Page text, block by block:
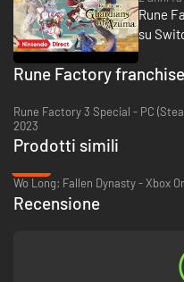
friends to aid you in battle, too!
Rune
su
Rune Factory franchise
Rune Factory 3 Special - PC
2023
Prodotti simili
Recensione